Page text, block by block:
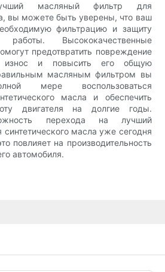
масляный фильтр для
вы можете быть уверены, что ваш
фильтрацию и защиту
Высококачественные
предотвратить повреждение
износ и повысить его общую
масляным фильтром вы
мере воспользоваться
масла и обеспечить
двигателя на долгие годы.
перехода на лучший
масла уже сегодня
повлияет на производительность
автомобиля.